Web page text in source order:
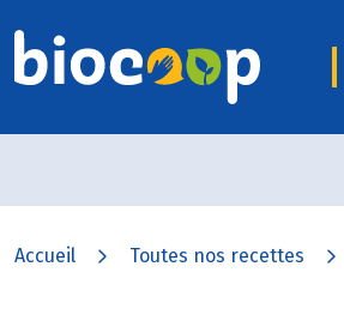
Accueil Toutes nos recettes